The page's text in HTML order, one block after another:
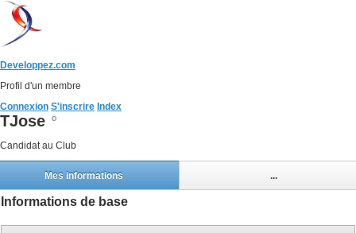
Developpez.com
Profil d'un membre
Connexion S'inscrire Index
TJose
Candidat au Club
Mes informations ...
Informations de base